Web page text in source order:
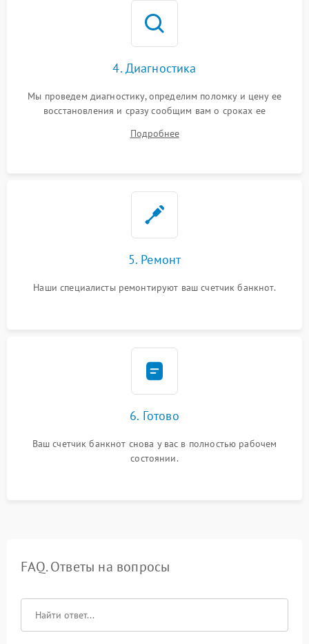
4. Диагностика
Мы проведем диагностику, определим поломку и цену ее
восстановления и сразу сообщим вам о сроках ее
Подробнее
5. Ремонт
Наши специалисты ремонтируют ваш счетчик банкнот.
6. Готово
Ваш счетчик банкнот снова у вас в полностью рабочем
состоянии.
FAQ. Ответы на вопросы